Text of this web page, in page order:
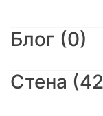
Блог (0)
Стена